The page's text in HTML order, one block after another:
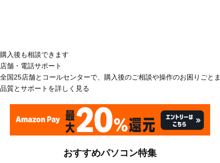
購入後も相談できます
店舗・電話サポート
全国25店舗とコールセンターで、購入後のご相談や操作のお困りごと
品質とサポートを詳しく見る
おすすめパソコン特集